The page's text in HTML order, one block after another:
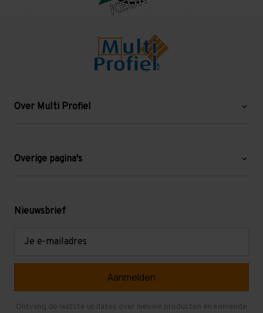
Over Multi Profiel
Blog
Levering en afhalen
Overige pagina's
Mezzanine
Verdiepingsvloeren
Gebruikte entresolvloeren
Nieuwsbrief
Ontvang de laatste updates over nieuwe producten en komende